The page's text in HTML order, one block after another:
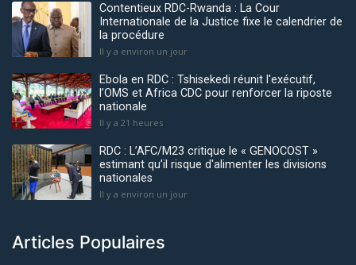
Contentieux RDC-Rwanda : La Cour
Internationale de la Justice fixe le calendrier de
la procédure
Il y a environ un jour
Ebola en RDC : Tshisekedi réunit l'exécutif,
l’OMS et Africa CDC pour renforcer la riposte
nationale
Il y a 21 heures
RDC : L’AFC/M23 critique le « GENOCOST »
estimant qu’il risque d'alimenter les divisions
nationales
Il y a environ un jour
Articles Populaires